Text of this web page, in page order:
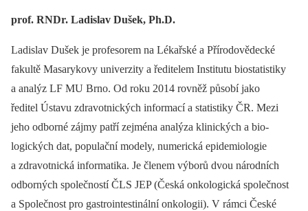
prof. RNDr. Ladislav Dušek, Ph.D.
Ladislav Dušek je profesorem na Lékařské a Přírodovědecké
fakultě Masarykovy univerzity a ředitelem Institutu bio­statistiky
a analýz LF MU Brno. Od roku 2014 rovněž působí jako
ředitel Ústavu zdravotnických informací a statistiky ČR. Mezi
jeho odborné zájmy patří zejména analýza klinických a bio­
logických dat, populační modely, numerická epidemiologie
a zdravotnická informatika. Je členem výborů dvou národních
odborných společností ČLS JEP (Česká onkologická společnost
a Společnost pro gastrointestinální onkologii). V rámci České